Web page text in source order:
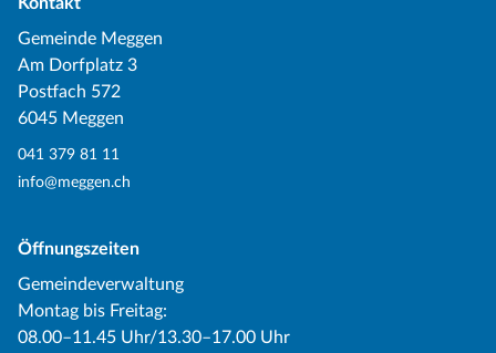
Gemeinde Meggen
Am Dorfplatz 3
Postfach 572
6045 Meggen
041 379 81 11
info@meggen.ch
Öffnungszeiten
Gemeindeverwaltung
Montag bis Freitag:
08.00–11.45 Uhr/13.30–17.00 Uhr